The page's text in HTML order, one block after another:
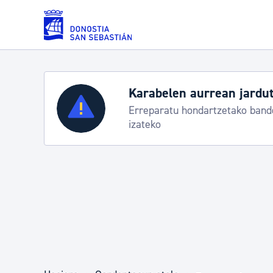
Eduki nagusira joan
Zerbitzuak
Errolda eta gai pertsonalak
protokoloa
banderei egoeraren berri